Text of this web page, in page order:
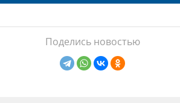
Поделись новостью